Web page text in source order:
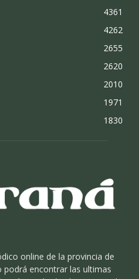
4361
4262
2655
2620
2010
1971
1830
online de la provincia de
podrá encontrar las ultimas